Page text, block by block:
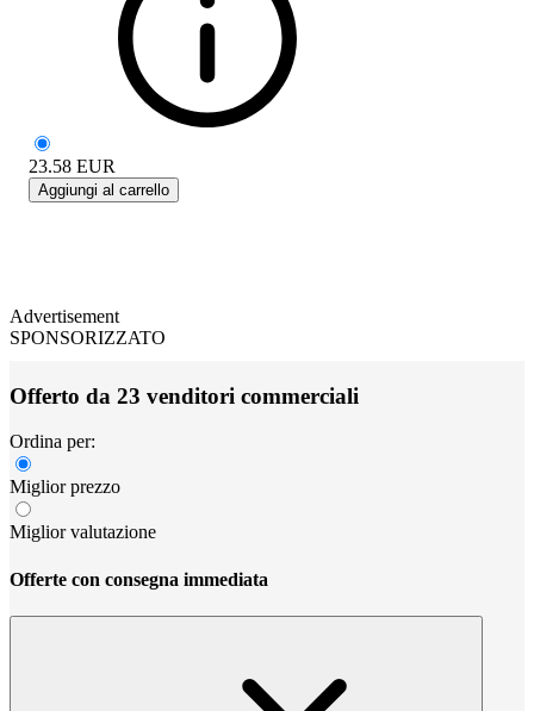
23.58 EUR
Aggiungi al carrello
Advertisement
SPONSORIZZATO
Offerto da 23 venditori commerciali
Ordina per:
Miglior prezzo
Miglior valutazione
Offerte con consegna immediata